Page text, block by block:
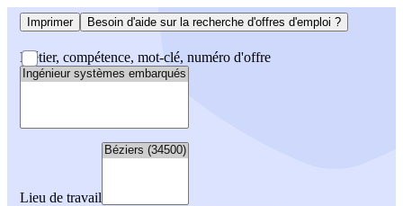
Imprimer Besoin d'aide sur la recherche d'offres d'emploi ?
Métier, compétence, mot-clé, numéro d'offre
Lieu de travail